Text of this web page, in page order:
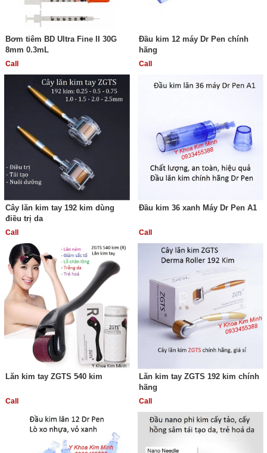
Bơm tiêm BD Ultra Fine II 30G
8mm 0.3mL
Call
Đầu kim 12 máy Dr Pen chính
hãng
Call
Cây lăn kim tay 192 kim dùng
điều trị da
Call
Đầu kim 36 xanh Máy Dr Pen A1
Call
Lăn kim tay ZGTS 540 kim
Call
Lăn kim tay ZGTS 192 kim chính
hãng
Call